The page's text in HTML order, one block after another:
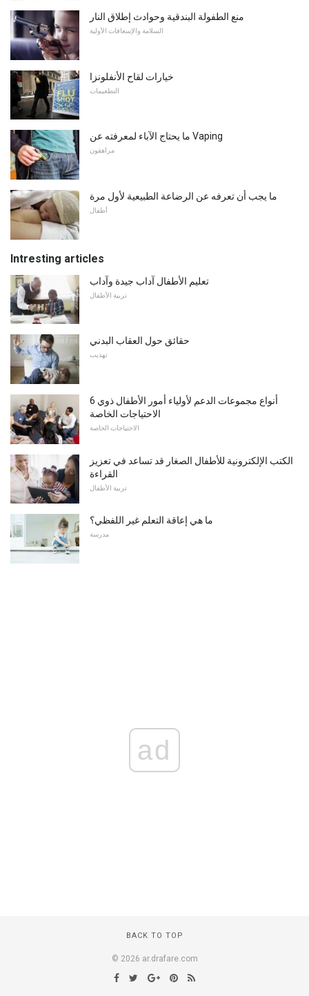
منع الطفولة البندقية وحوادث إطلاق النار
السلامة والإسعافات الأولية
خيارات لقاح الأنفلونزا
التطعيمات
ما يحتاج الآباء لمعرفته عن Vaping
مراهقون
ما يجب أن تعرفه عن الرضاعة الطبيعية لأول مرة
أطفال
Intresting articles
تعليم الأطفال آداب جيدة وآداب
تربية الأطفال
حقائق حول العقاب البدني
تهذيب
6 أنواع مجموعات الدعم لأولياء أمور الأطفال ذوي
الاحتياجات الخاصة
الاحتياجات الخاصة
الكتب الإلكترونية للأطفال الصغار قد تساعد في تعزيز
القراءة
تربية الأطفال
ما هي إعاقة التعلم غير اللفظي؟
مدرسة
ad
BACK TO TOP
© 2026 ar.drafare.com